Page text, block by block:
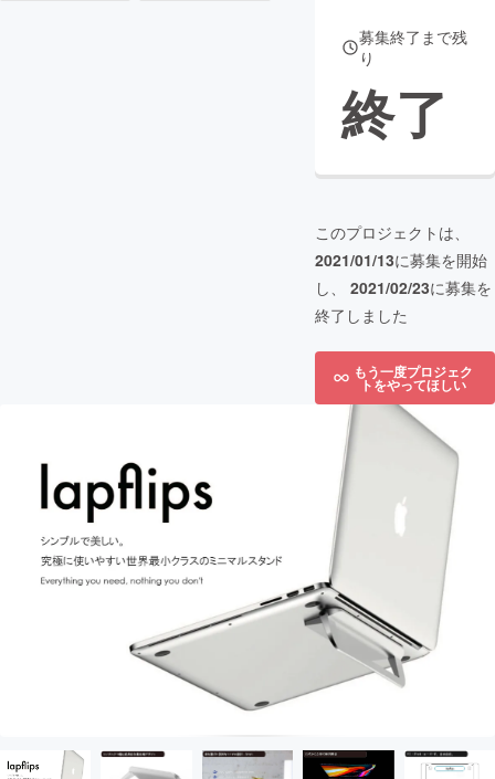
募集終了まで残
り
終了
このプロジェクトは、
2021/01/13に募集を開始
し、 2021/02/23に募集を
終了しました
もう一度プロジェク
トをやってほしい